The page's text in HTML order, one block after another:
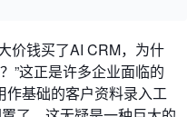
价钱买了AI CRM，为什
”这正是许多企业面临的
作基础的客户资料录入工